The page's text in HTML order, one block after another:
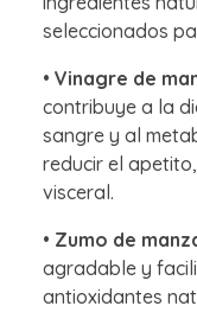
seleccionados
• Vinagre de
contribuye a la
sangre y al
reducir el
visceral.
• Zumo de
agradable y
antioxidantes